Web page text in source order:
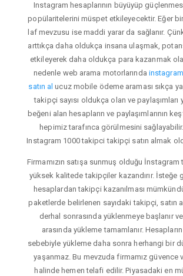
Instagram hesaplarının büyüyüp
popülaritelerini müspet etkileyecektir. Eğer
laf mevzusu ise maddi yarar da sağlanır.
arttıkça daha oldukça insana ulaşmak,
etkileyerek daha oldukça para kazanmak
nedenle web arama motorlarında
satın al ucuz mobile ödeme araması sıkça
takipçi sayısı oldukça olan ve paylaşımları
beğeni alan hesapların ve paylaşımlarının
hepimiz tarafınca görülmesini
Instagram 1000 takipci takipçi satın almak
Firmamızın satışa sunmuş olduğu
yüksek kalitede takipçiler kazandırır. İsteğe
hesaplardan takipçi kazanılması
paketlerde belirlenen sayıdaki takipçi, satın
derhal sonrasında yüklenmeye başlanır
arasında yükleme tamamlanır.
sebebiyle yükleme daha sonra herhangi bir
yaşanmaz. Bu mevzuda firmamız güvence
halinde hemen telafi edilir. Piyasadaki en